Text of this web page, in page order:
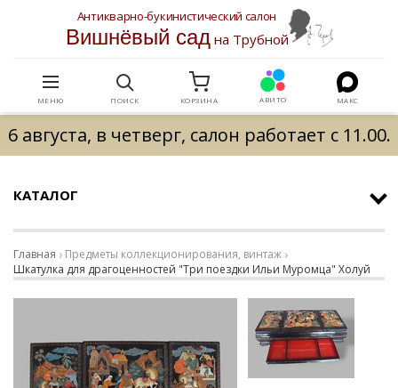
Антикварно-букинистический салон
Вишнёвый садна Трубной
МЕНЮ ПОИСК КОРЗИНА АВИТО МАКС
6 августа, в четверг, салон работает с 11.00.
КАТАЛОГ
Главная
Предметы коллекционирования, винтаж
Шкатулка для драгоценностей "Три поездки Ильи Муромца" Холуй